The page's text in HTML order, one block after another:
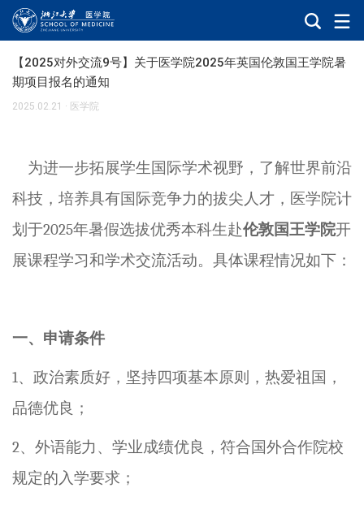
【2025对外交流9号】关于医学院2025年英国伦敦国王学院暑
期项目报名的通知
2025.02.21 · 医学院
为进一步拓展学生国际学术视野，了解世界前沿
科技，培养具有国际竞争力的拔尖人才，医学院计
划于2025年暑假选拔优秀本科生赴伦敦国王学院开
展课程学习和学术交流活动。 具体课程情况如下：
一、申请条件
1、 政治素质好，坚持四项基本原则，热爱祖国，
品德优良；
2、 外语能力、学业成绩优良，符合国外合作院校
规定的入学要求；